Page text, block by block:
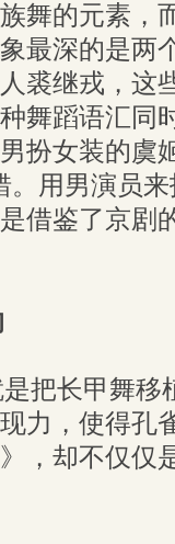
舞的元素，
最深的是两
裘继戎，这
舞蹈语汇同
扮女装的虞
。用男演员
借鉴了京剧
把长甲舞移
力，使得孔
，却不仅仅